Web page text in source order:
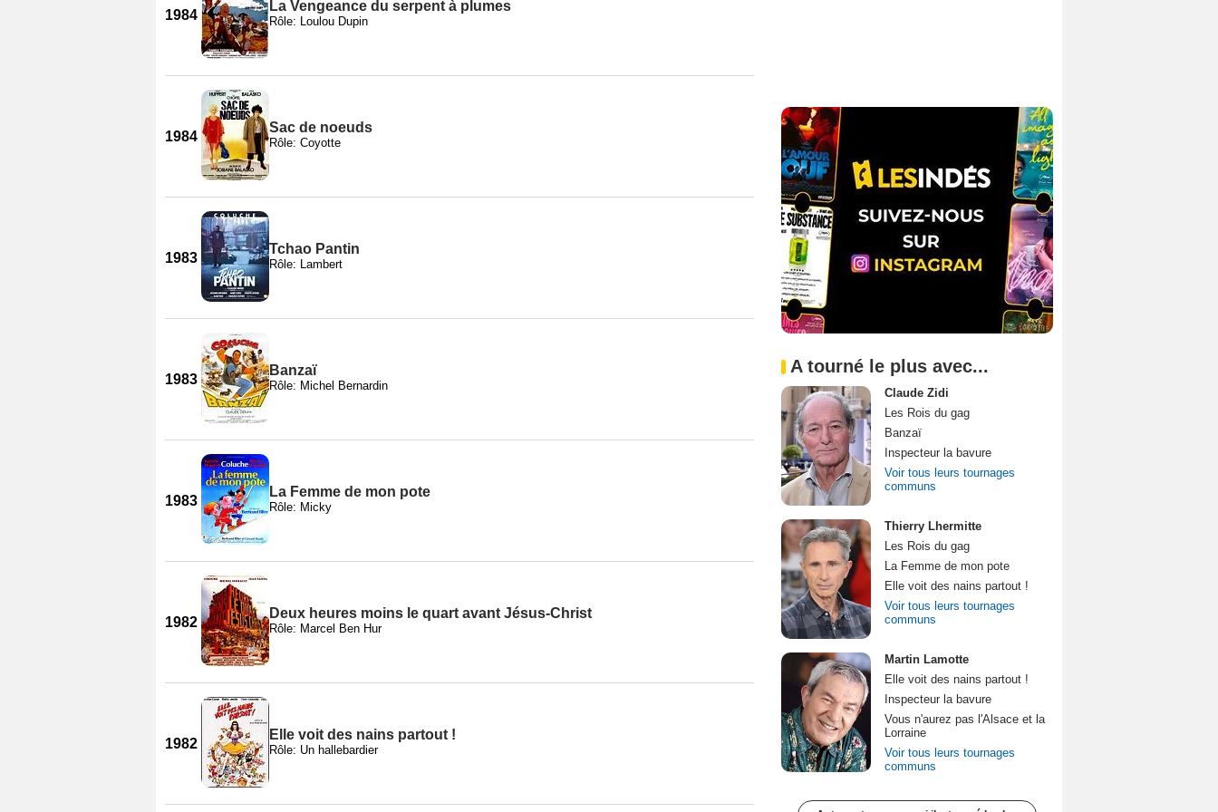
1984
La Vengeance du serpent à plumes
Rôle: Loulou Dupin
1984
Sac de noeuds
Rôle: Coyotte
1983
Tchao Pantin
Rôle: Lambert
1983
Banzaï
Rôle: Michel Bernardin
1983
La Femme de mon pote
Rôle: Micky
1982
Deux heures moins le quart avant Jésus-Christ
Rôle: Marcel Ben Hur
1982
Elle voit des nains partout !
Rôle: Un hallebardier
A tourné le plus avec...
Claude Zidi
Les Rois du gag
Banzaï
Inspecteur la bavure
Voir tous leurs tournages
communs
Thierry Lhermitte
Les Rois du gag
La Femme de mon pote
Elle voit des nains partout !
Voir tous leurs tournages
communs
Martin Lamotte
Elle voit des nains partout !
Inspecteur la bavure
Vous n'aurez pas l'Alsace et la
Lorraine
Voir tous leurs tournages
communs